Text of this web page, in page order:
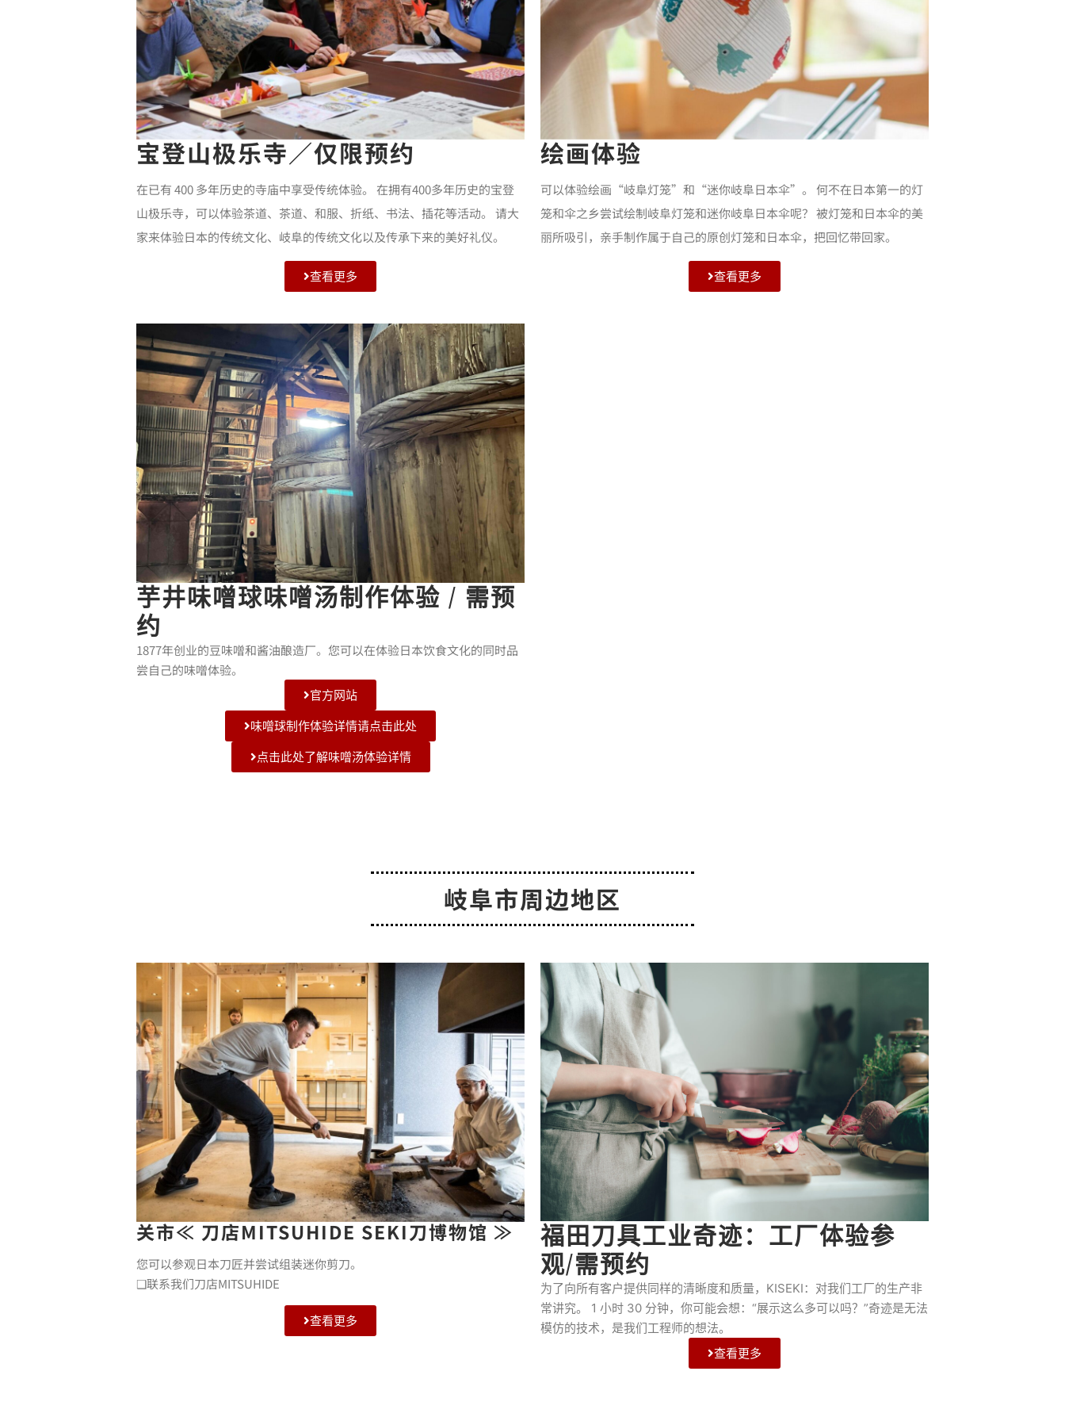
宝登山极乐寺／仅限预约
在已有 400 多年历史的寺庙中享受传统体验。 在拥有400多年历史的宝登
山极乐寺，可以体验茶道、茶道、和服、折纸、书法、插花等活动。 请大
家来体验日本的传统文化、岐阜的传统文化以及传承下来的美好礼仪。
查看更多
绘画体验
可以体验绘画“岐阜灯笼”和“迷你岐阜日本伞”。 何不在日本第一的灯
笼和伞之乡尝试绘制岐阜灯笼和迷你岐阜日本伞呢？ 被灯笼和日本伞的美
丽所吸引，亲手制作属于自己的原创灯笼和日本伞，把回忆带回家。
查看更多
芋井味噌球味噌汤制作体验 / 需预
约
1877年创业的豆味噌和酱油酿造厂。您可以在体验日本饮食文化的同时品
尝自己的味噌体验。
官方网站
味噌球制作体验详情请点击此处
点击此处了解味噌汤体验详情
岐阜市周边地区
关市≪ 刀店MITSUHIDE SEKI刀博物馆 ≫
您可以参观日本刀匠并尝试组装迷你剪刀。
❑联系我们刀店MITSUHIDE
查看更多
福田刀具工业奇迹：工厂体验参
观/需预约
为了向所有客户提供同样的清晰度和质量，KISEKI：对我们工厂的生产非
常讲究。 1 小时 30 分钟，你可能会想：“展示这么多可以吗？”奇迹是无法
模仿的技术，是我们工程师的想法。
查看更多